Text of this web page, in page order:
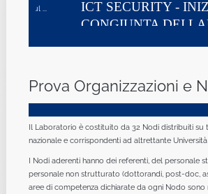
ICT SECURITY -
CONGIUNTA DEI
Prova Organizzazioni e
Il Laboratorio è costituito da 32 Nodi distribuiti